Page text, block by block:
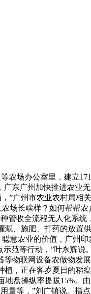
场办公室里，建立
东广州加快推进农业
”广州市农业农村局相
场长啥样？如何帮帮
管收全流程无人化系
、施肥、打药的放置
慧农业的价值，广州
范等行动，”叶永辉说
物联网设备农做物发
植，正在客岁夏日的稻
盘操纵率提拔15%。
量等，”刘广镇说。指